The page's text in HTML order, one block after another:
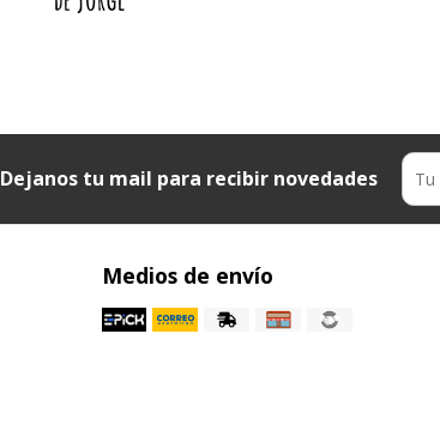
Dejanos tu mail para recibir novedades
Medios de envío